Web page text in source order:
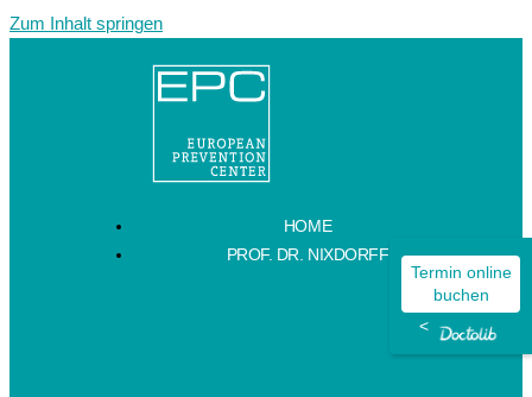
Zum Inhalt springen
HOME
PROF. DR. NIXDORFF
Termin online
buchen
<